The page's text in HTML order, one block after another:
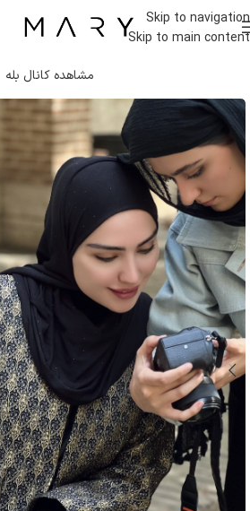
Skip to navigation
Skip to main content
مشاهده کانال بله